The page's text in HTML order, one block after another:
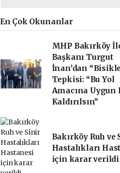
En Çok Okunanlar
MHP Bakırköy
Başkanı Turgut
İnan’dan
Tepkisi: “Bu Yol
Amacına Uygun
Kaldırılsın”
Bakırköy Ruh ve
Hastalıkları
için karar verildi